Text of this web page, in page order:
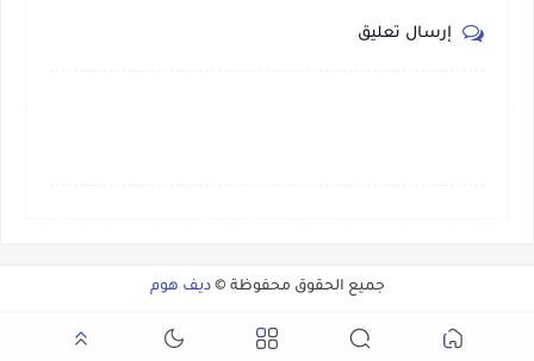
إرسال تعليق
جميع الحقوق محفوظة © ديف هوم